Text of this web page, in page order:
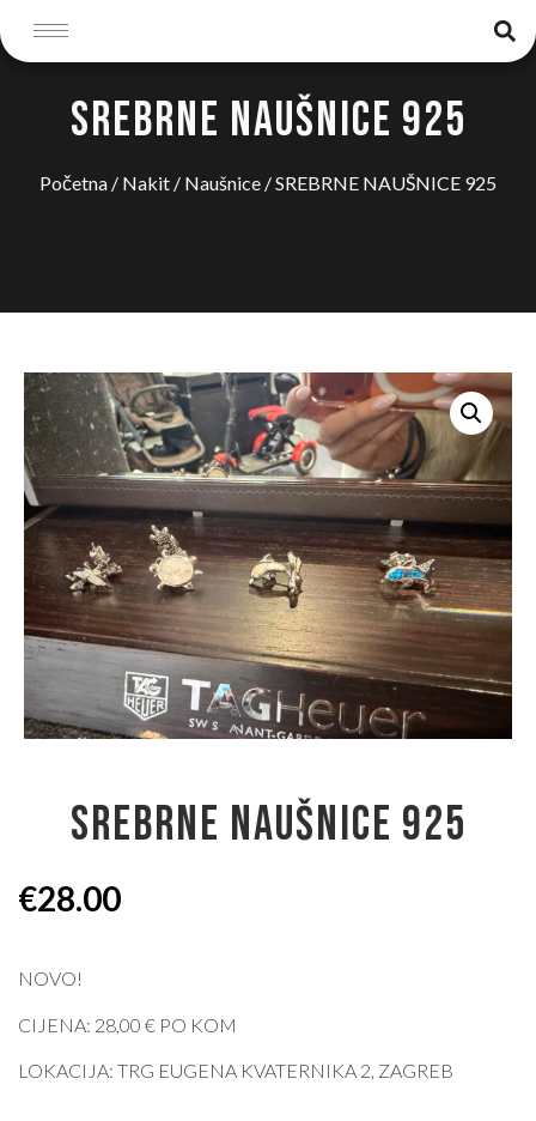
SREBRNE NAUŠNICE 925
Početna / Nakit / Naušnice / SREBRNE NAUŠNICE 925
SREBRNE NAUŠNICE 925
€28.00
NOVO!
CIJENA: 28,00 € PO KOM
LOKACIJA: TRG EUGENA KVATERNIKA 2, ZAGREB